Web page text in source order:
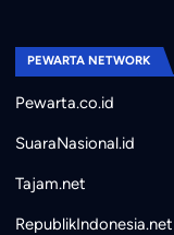
PEWARTA NETWORK
Pewarta.co.id
SuaraNasional.id
Tajam.net
RepublikIndonesia.net